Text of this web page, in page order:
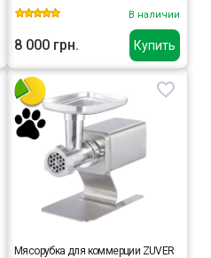
Купить
В наличии
8 000 грн.
Мясорубка для коммерции ZUVER